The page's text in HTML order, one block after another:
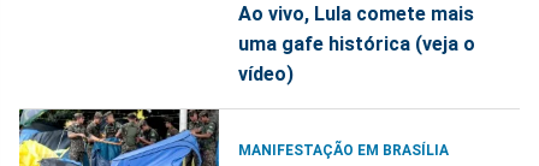
Ao vivo, Lula comete mais
uma gafe histórica (veja o
vídeo)
MANIFESTAÇÃO EM BRASÍLIA